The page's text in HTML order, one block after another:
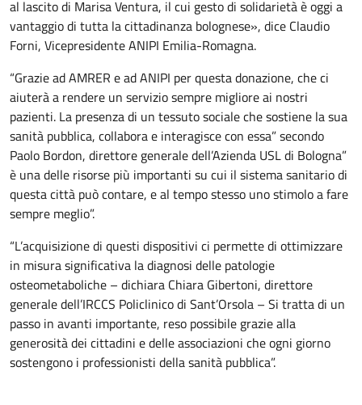
al lascito di Marisa Ventura, il cui gesto di solidarietà è oggi a
vantaggio di tutta la cittadinanza bolognese», dice Claudio
Forni, Vicepresidente ANIPI Emilia-Romagna.
“Grazie ad AMRER e ad ANIPI per questa donazione, che ci
aiuterà a rendere un servizio sempre migliore ai nostri
pazienti. La presenza di un tessuto sociale che sostiene la sua
sanità pubblica, collabora e interagisce con essa” secondo
Paolo Bordon, direttore generale dell’Azienda USL di Bologna”
è una delle risorse più importanti su cui il sistema sanitario di
questa città può contare, e al tempo stesso uno stimolo a fare
sempre meglio”.
“L’acquisizione di questi dispositivi ci permette di ottimizzare
in misura significativa la diagnosi delle patologie
osteometaboliche – dichiara Chiara Gibertoni, direttore
generale dell’IRCCS Policlinico di Sant’Orsola – Si tratta di un
passo in avanti importante, reso possibile grazie alla
generosità dei cittadini e delle associazioni che ogni giorno
sostengono i professionisti della sanità pubblica”.